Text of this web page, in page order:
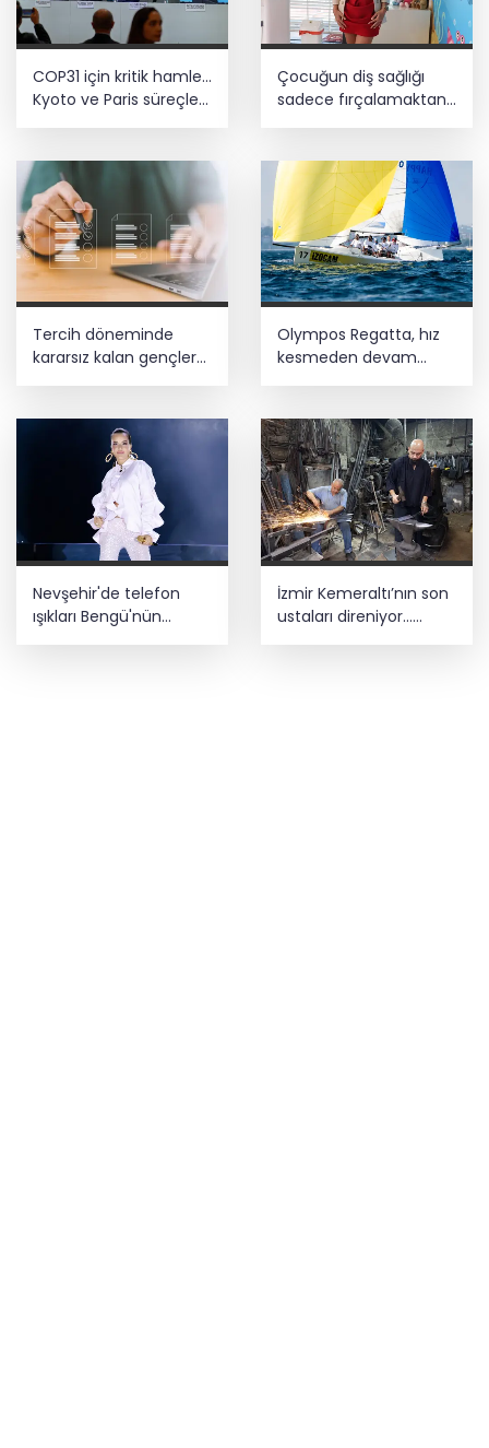
COP31 için kritik hamle...
Kyoto ve Paris süreçleri
Türkiye’de yönetilecek
Çocuğun diş sağlığı
sadece fırçalamaktan
ibaret değil
Tercih döneminde
kararsız kalan gençlere
bilimsel yol haritası...
testi çözün!
Olympos Regatta, hız
kesmeden devam
ediyor
Nevşehir'de telefon
ışıkları Bengü'nün
İzmir Kemeraltı’nın son
ustaları direniyor...